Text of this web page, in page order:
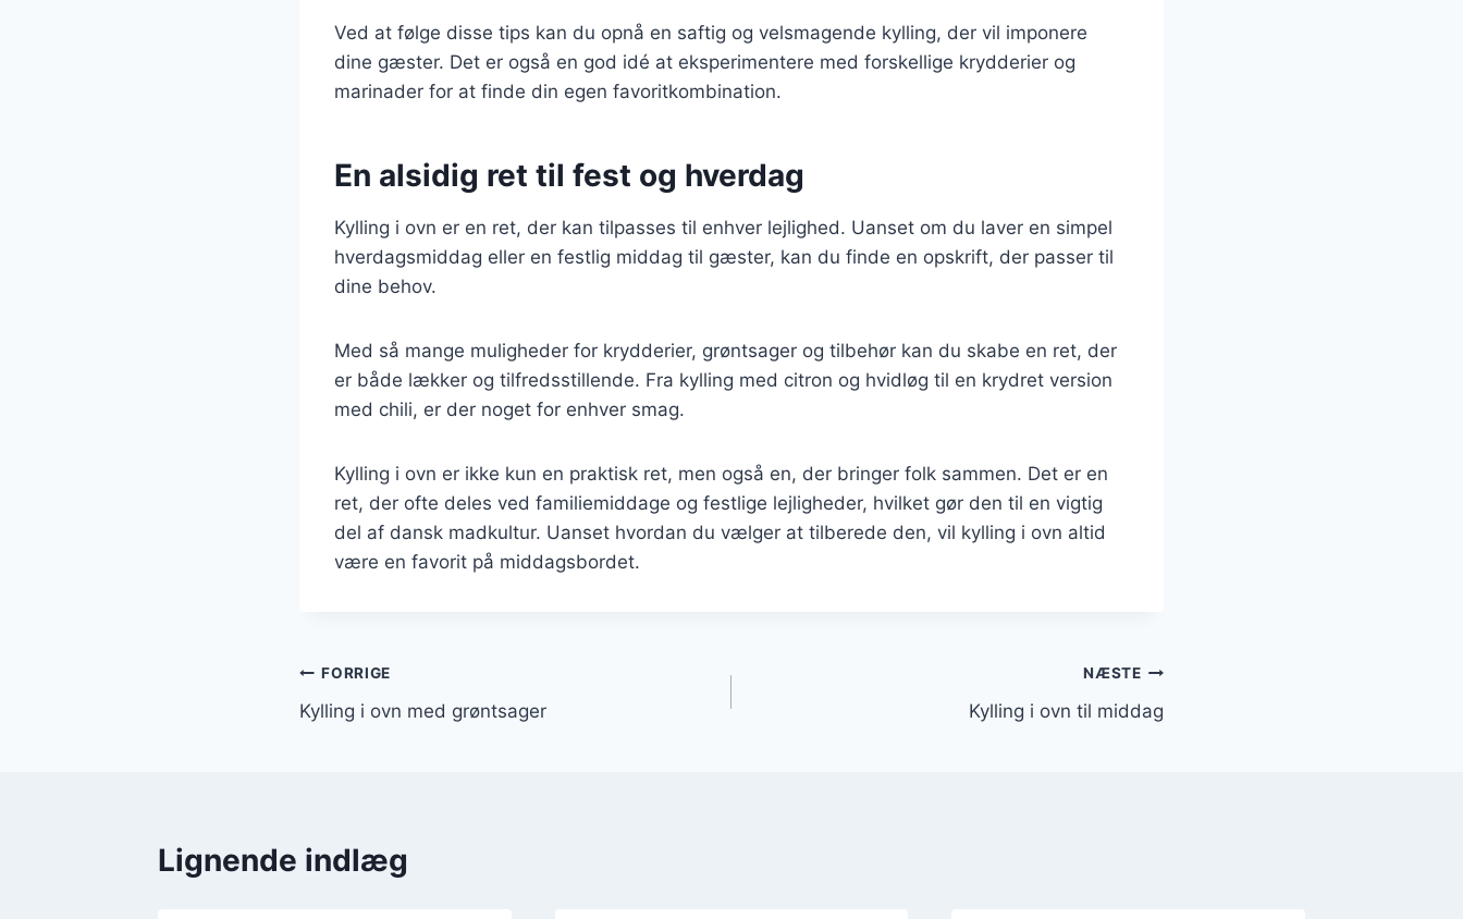
Ved at følge disse tips kan du opnå en saftig og velsmagende kylling, der vil imponere
dine gæster. Det er også en god idé at eksperimentere med forskellige krydderier og
marinader for at finde din egen favoritkombination.
En alsidig ret til fest og hverdag
Kylling i ovn er en ret, der kan tilpasses til enhver lejlighed. Uanset om du laver en simpel
hverdagsmiddag eller en festlig middag til gæster, kan du finde en opskrift, der passer til
dine behov.
Med så mange muligheder for krydderier, grøntsager og tilbehør kan du skabe en ret, der
er både lækker og tilfredsstillende. Fra kylling med citron og hvidløg til en krydret version
med chili, er der noget for enhver smag.
Kylling i ovn er ikke kun en praktisk ret, men også en, der bringer folk sammen. Det er en
ret, der ofte deles ved familiemiddage og festlige lejligheder, hvilket gør den til en vigtig
del af dansk madkultur. Uanset hvordan du vælger at tilberede den, vil kylling i ovn altid
være en favorit på middagsbordet.
Indlægsnavigation
FORRIGE
Kylling i ovn med grøntsager
NÆSTE
Kylling i ovn til middag
Lignende indlæg